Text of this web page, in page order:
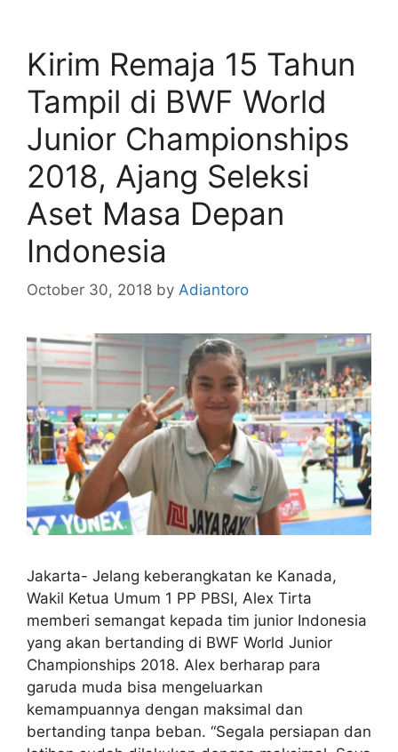
Kirim Remaja 15 Tahun
Tampil di BWF World
Junior Championships
2018, Ajang Seleksi
Aset Masa Depan
Indonesia
October 30, 2018 by Adiantoro
Jakarta- Jelang keberangkatan ke Kanada,
Wakil Ketua Umum 1 PP PBSI, Alex Tirta
memberi semangat kepada tim junior Indonesia
yang akan bertanding di BWF World Junior
Championships 2018. Alex berharap para
garuda muda bisa mengeluarkan
kemampuannya dengan maksimal dan
bertanding tanpa beban. “Segala persiapan dan